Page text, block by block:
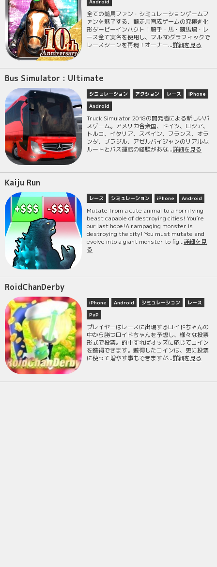
Android
全ての競馬ファン・シミュレーションゲームフ
ァンを魅了する、競走馬育成ゲームの究極進化
形ダービーインパクト！騎手・馬・競馬場・レ
ース全て実名を使用し、フル3Dグラフィックで
レースシーンを再現！オーナー...詳細を見る
Bus Simulator : Ultimate
シミュレーション アクション レース
iPhone
Android
Truck Simulator 2018の開発者による新しいバ
スゲーム。アメリカ合衆国、ドイツ、ロシア、
トルコ、イタリア、スペイン、フランス、オラ
ンダ、ブラジル、アゼルバイジャンのリアルな
ルートとバス運転の経験があな...詳細を見る
Kaiju Run
レース シミュレーション iPhone Android
Mutate from a cute animal to a horrifying
beast capable of destroying cities! You’re
our last hope!A rampaging monster is
destroying the city! You must mutate and
evolve into a giant monster to fig...詳細を見
る
RoidChanDerby
iPhone Android シミュレーション
レース
PvP
プレイヤーはレースに出場するロイドちゃんの
中から勝つロイドちゃんを予想し、様々な投票
形式で投票。的中すればオッズに応じてコイン
を獲得できます。獲得したコインは、更に投票
に使って増やす事もできますが...詳細を見る